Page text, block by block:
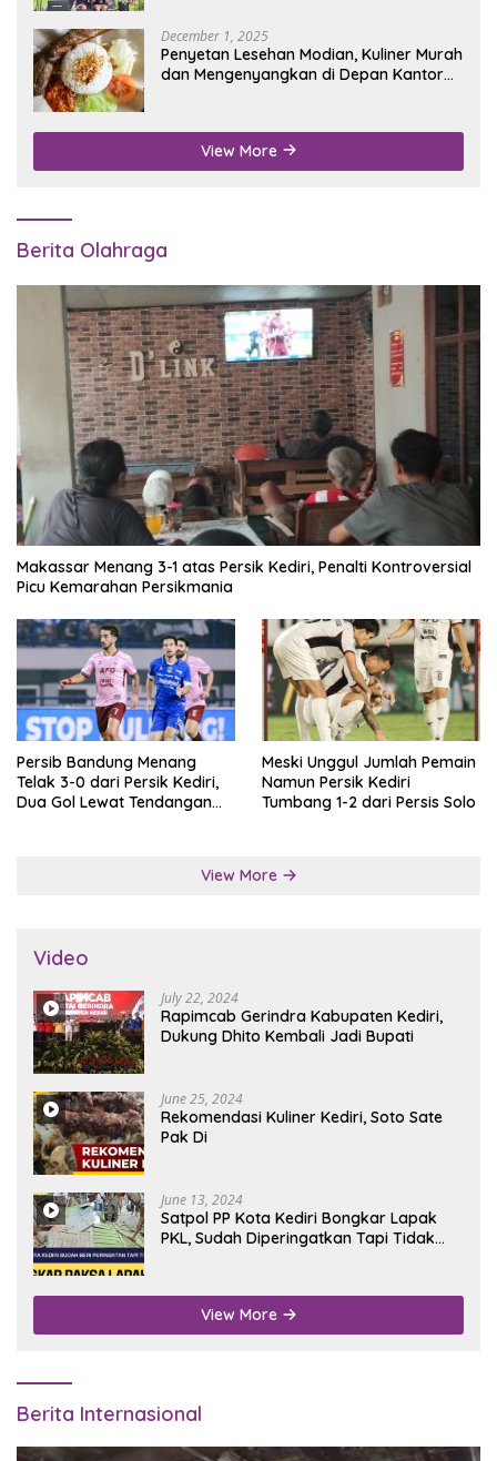
December 1, 2025
Penyetan Lesehan Modian, Kuliner Murah
dan Mengenyangkan di Depan Kantor
View More
Berita Olahraga
Makassar Menang 3-1 atas Persik Kediri, Penalti Kontroversial
Picu Kemarahan Persikmania
Persib Bandung Menang
Telak 3-0 dari Persik Kediri,
Dua Gol Lewat Tendangan
Meski Unggul Jumlah Pemain
Namun Persik Kediri
Tumbang 1-2 dari Persis Solo
View More
Video
July 22, 2024
Rapimcab Gerindra Kabupaten Kediri,
Dukung Dhito Kembali Jadi Bupati
June 25, 2024
Rekomendasi Kuliner Kediri, Soto Sate
Pak Di
June 13, 2024
Satpol PP Kota Kediri Bongkar Lapak
PKL, Sudah Diperingatkan Tapi Tidak
View More
Berita Internasional